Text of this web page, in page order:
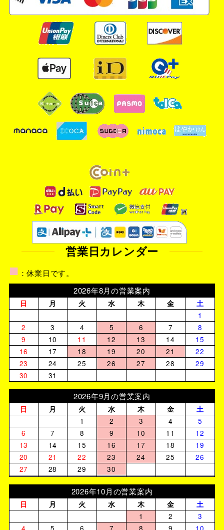
営業日カレンダー
■ ：休業日です。
2026年8月の営業案内
日 月 火 水 木 金
土
1
2
3 4 5 6 7
8
9
10 11 12 13 14
15
16
17 18 19 20 21
22
23
24 25 26 27 28
29
30
31
2026年9月の営業案内
日 月 火 水 木 金
土
1
2 3 4
5
6
7 8 9 10 11
12
13
14 15 16 17 18
19
20
21 22 23 24 25
26
27
28 29 30
2026年10月の営業案内
日 月 火 水 木 金
土
1
2
3